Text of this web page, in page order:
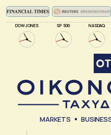
DOW JONES SP 500 NASDAQ
MARKETS